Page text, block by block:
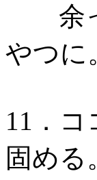
余っ
やつに
11．
固める